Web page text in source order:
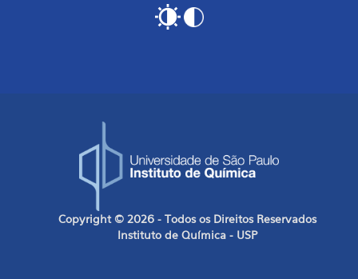
Copyright © 2026 - Todos os Direitos Reservados
Instituto de Química - USP